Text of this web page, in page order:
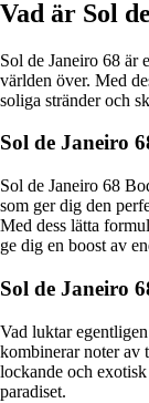
Vad är Sol
Sol de Janeiro 68 är
världen över. Med
soliga stränder och
Sol de Janeiro
Sol de Janeiro 68
som ger dig den
Med dess lätta
ge dig en boost av
Sol de Janeiro
Vad luktar
kombinerar noter av
lockande och
paradiset.